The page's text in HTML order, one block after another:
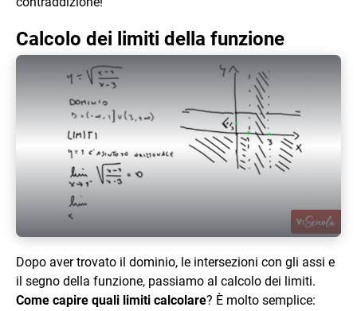
Calcolo dei limiti della funzione
Play Video
Dopo aver trovato il dominio, le intersezioni con gli assi e
il segno della funzione, passiamo al calcolo dei limiti.
Come capire quali limiti calcolare? È molto semplice: